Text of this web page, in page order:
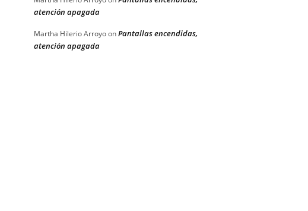
atención apagada
Martha Hilerio ArroyoonPantallas encendidas,
atención apagada